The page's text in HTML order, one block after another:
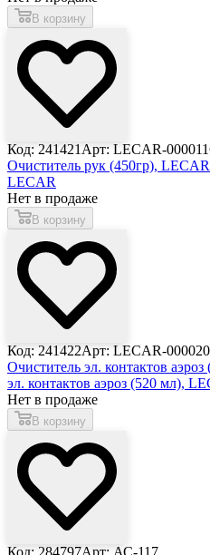
В корзину
Код: 241421 Арт: LECAR-
Очиститель рук (450гр), LECAR
LECAR
Нет в продаже
В корзину
Код: 241422Арт: LECAR-
Очиститель эл. контактов
эл. контактов аэроз (520 мл),
Нет в продаже
В корзину